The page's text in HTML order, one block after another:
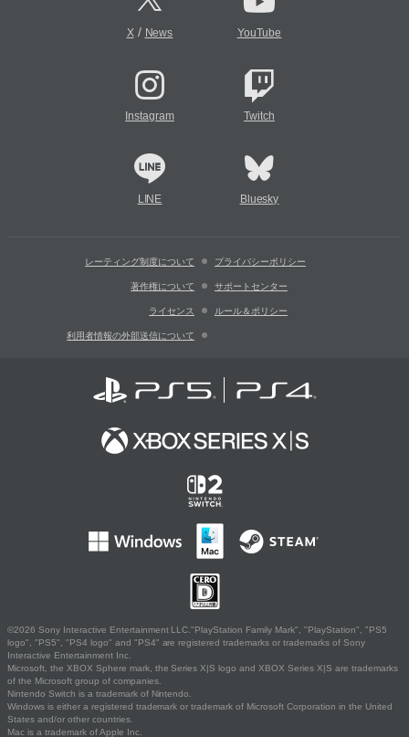
X/ News YouTube
Instagram Twitch
LINE Bluesky
レーティング制度について プライバシーポリシー
著作権について サポートセンター
ライセンス ルール＆ポリシー
利用者情報の外部送信について
©2026 Sony Interactive Entertainment LLC."PlayStation Family Mark", "PlayStation", "PS5
logo", "PS5", "PS4 logo" and "PS4" are registered trademarks or trademarks of Sony
Interactive Entertainment Inc.
Microsoft, the XBOX Sphere mark, the Series X|S logo and XBOX Series X|S are trademarks
of the Microsoft group of companies.
Nintendo Switch is a trademark of Nintendo.
Windows is either a registered trademark or trademark of Microsoft Corporation in the United
States and/or other countries.
Mac is a trademark of Apple Inc.